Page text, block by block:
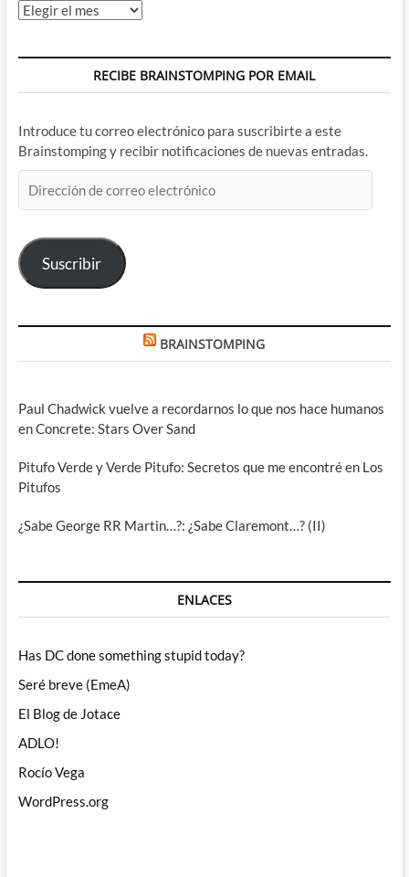
Archivos
RECIBE BRAINSTOMPING POR EMAIL
Introduce tu correo electrónico para suscribirte a este
Brainstomping y recibir notificaciones de nuevas entradas.
de
electrónico
Suscribir
BRAINSTOMPING
Paul Chadwick vuelve a recordarnos lo que nos hace humanos
en Concrete: Stars Over Sand
Pitufo Verde y Verde Pitufo: Secretos que me encontré en Los
Pitufos
¿Sabe George RR Martin…?: ¿Sabe Claremont…? (II)
ENLACES
Has DC done something stupid today?
Seré breve (EmeA)
El Blog de Jotace
ADLO!
Rocío Vega
WordPress.org